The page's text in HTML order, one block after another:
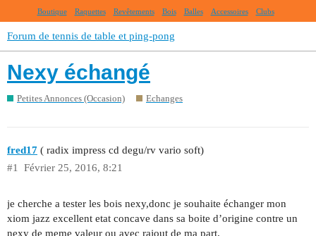
Boutique Raquettes Revêtements Bois Balles Accessoires Clubs
Forum de tennis de table et ping-pong
Nexy échangé
Petites Annonces (Occasion) Echanges
fred17 ( radix impress cd degu/rv vario soft)
Février 25, 2016, 8:21
#1
je cherche a tester les bois nexy,donc je souhaite échanger mon
xiom jazz excellent etat concave dans sa boite d’origine contre un
nexy de meme valeur ou avec rajout de ma part.